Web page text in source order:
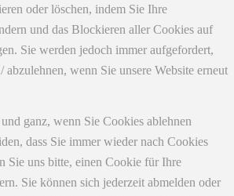
oder löschen, indem Sie Ihre
und das Blockieren aller Cookies auf
Sie werden jedoch immer aufgefordert,
abzulehnen, wenn Sie unsere Website erneut
ganz, wenn Sie Cookies ablehnen
dass Sie immer wieder nach Cookies
Sie uns bitte, einen Cookie für Ihre
Sie können sich jederzeit abmelden oder